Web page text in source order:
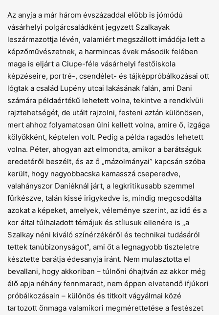
Az anyja a már három évszázaddal előbb is jómódú
vásárhelyi polgárcsaládként jegyzett Szalkayak
leszármazottja lévén, valamiért megszállott imádója lett a
képzőművészetnek, a harmincas évek második felében
maga is eljárt a Ciupe-féle vásárhelyi festőiskola
képzéseire, portré-, csendélet- és tájképpróbálkozásai ott
lógtak a család Lupény utcai lakásának falán, ami Dani
számára példaértékű lehetett volna, tekintve a rendkívüli
rajztehetségét, de utált rajzolni, festeni aztán különösen,
mert ahhoz folyamatosan ülni kellett volna, amire ő, izgága
kölyökként, képtelen volt. Pedig a példa ragadós lehetett
volna. Péter, ahogyan azt elmondta, amikor a barátságuk
eredetéről beszélt, és az ő „mázolmányai” kapcsán szóba
került, hogy nagyobbacska kamasszá cseperedve,
valahányszor Daniéknál járt, a legkritikusabb szemmel
fürkészve, talán kissé irigykedve is, mindig megcsodálta
azokat a képeket, amelyek, véleménye szerint, az idő és a
kor által túlhaladott témájuk és stílusuk ellenére is „a
Szalkay néni kiváló színérzékéről és technikai tudásáról
tettek tanúbizonyságot”, ami őt a legnagyobb tiszteletre
késztette barátja édesanyja iránt. Nem mulasztotta el
bevallani, hogy akkoriban – túlnőni óhajtván az akkor még
élő apja néhány fennmaradt, nem éppen elvetendő ifjúkori
próbálkozásain – különös és titkolt vágyálmai közé
tartozott önmaga valamikori megmérettetése a festészet